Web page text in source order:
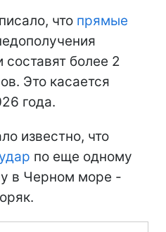
что прямые
составят более 2
Это касается
года.
известно, что
по еще одному
в Черном море -